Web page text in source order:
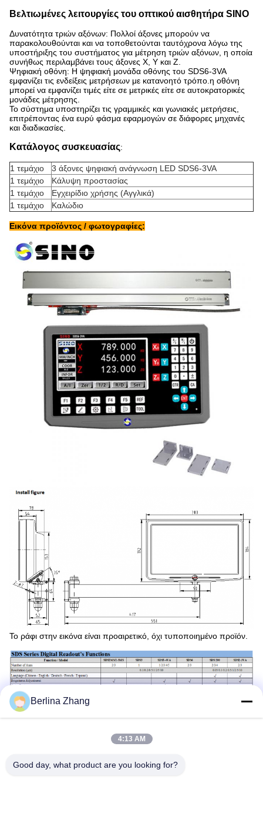
Βελτιωμένες λειτουργίες του οπτικού αισθητήρα SINO
Δυνατότητα τριών αξόνων: Πολλοί άξονες μπορούν να
παρακολουθούνται και να τοποθετούνται ταυτόχρονα λόγω της
υποστήριξης του συστήματος για μέτρηση τριών αξόνων, η οποία
συνήθως περιλαμβάνει τους άξονες X, Y και Z.
Ψηφιακή οθόνη: Η ψηφιακή μονάδα οθόνης του SDS6-3VA
εμφανίζει τις ενδείξεις μετρήσεων με κατανοητό τρόπο.η οθόνη
μπορεί να εμφανίζει τιμές είτε σε μετρικές είτε σε αυτοκρατορικές
μονάδες μέτρησης.
Το σύστημα υποστηρίζει τις γραμμικές και γωνιακές μετρήσεις,
επιτρέποντας ένα ευρύ φάσμα εφαρμογών σε διάφορες μηχανές
και διαδικασίες.
Κατάλογος συσκευασίας:
1 τεμάχιο
3 άξονες ψηφιακή ανάγνωση LED SDS6-3VA
1 τεμάχιο
Κάλυψη προστασίας
1 τεμάχιο
Εγχειρίδιο χρήσης (Αγγλικά)
1 τεμάχιο
Καλώδιο
Εικόνα προϊόντος / φωτογραφίες:
Το ράφι στην εικόνα είναι προαιρετικό, όχι τυποποιημένο προϊόν.
Berlina Zhang
4:13 AM
Good day, what product are you looking for?